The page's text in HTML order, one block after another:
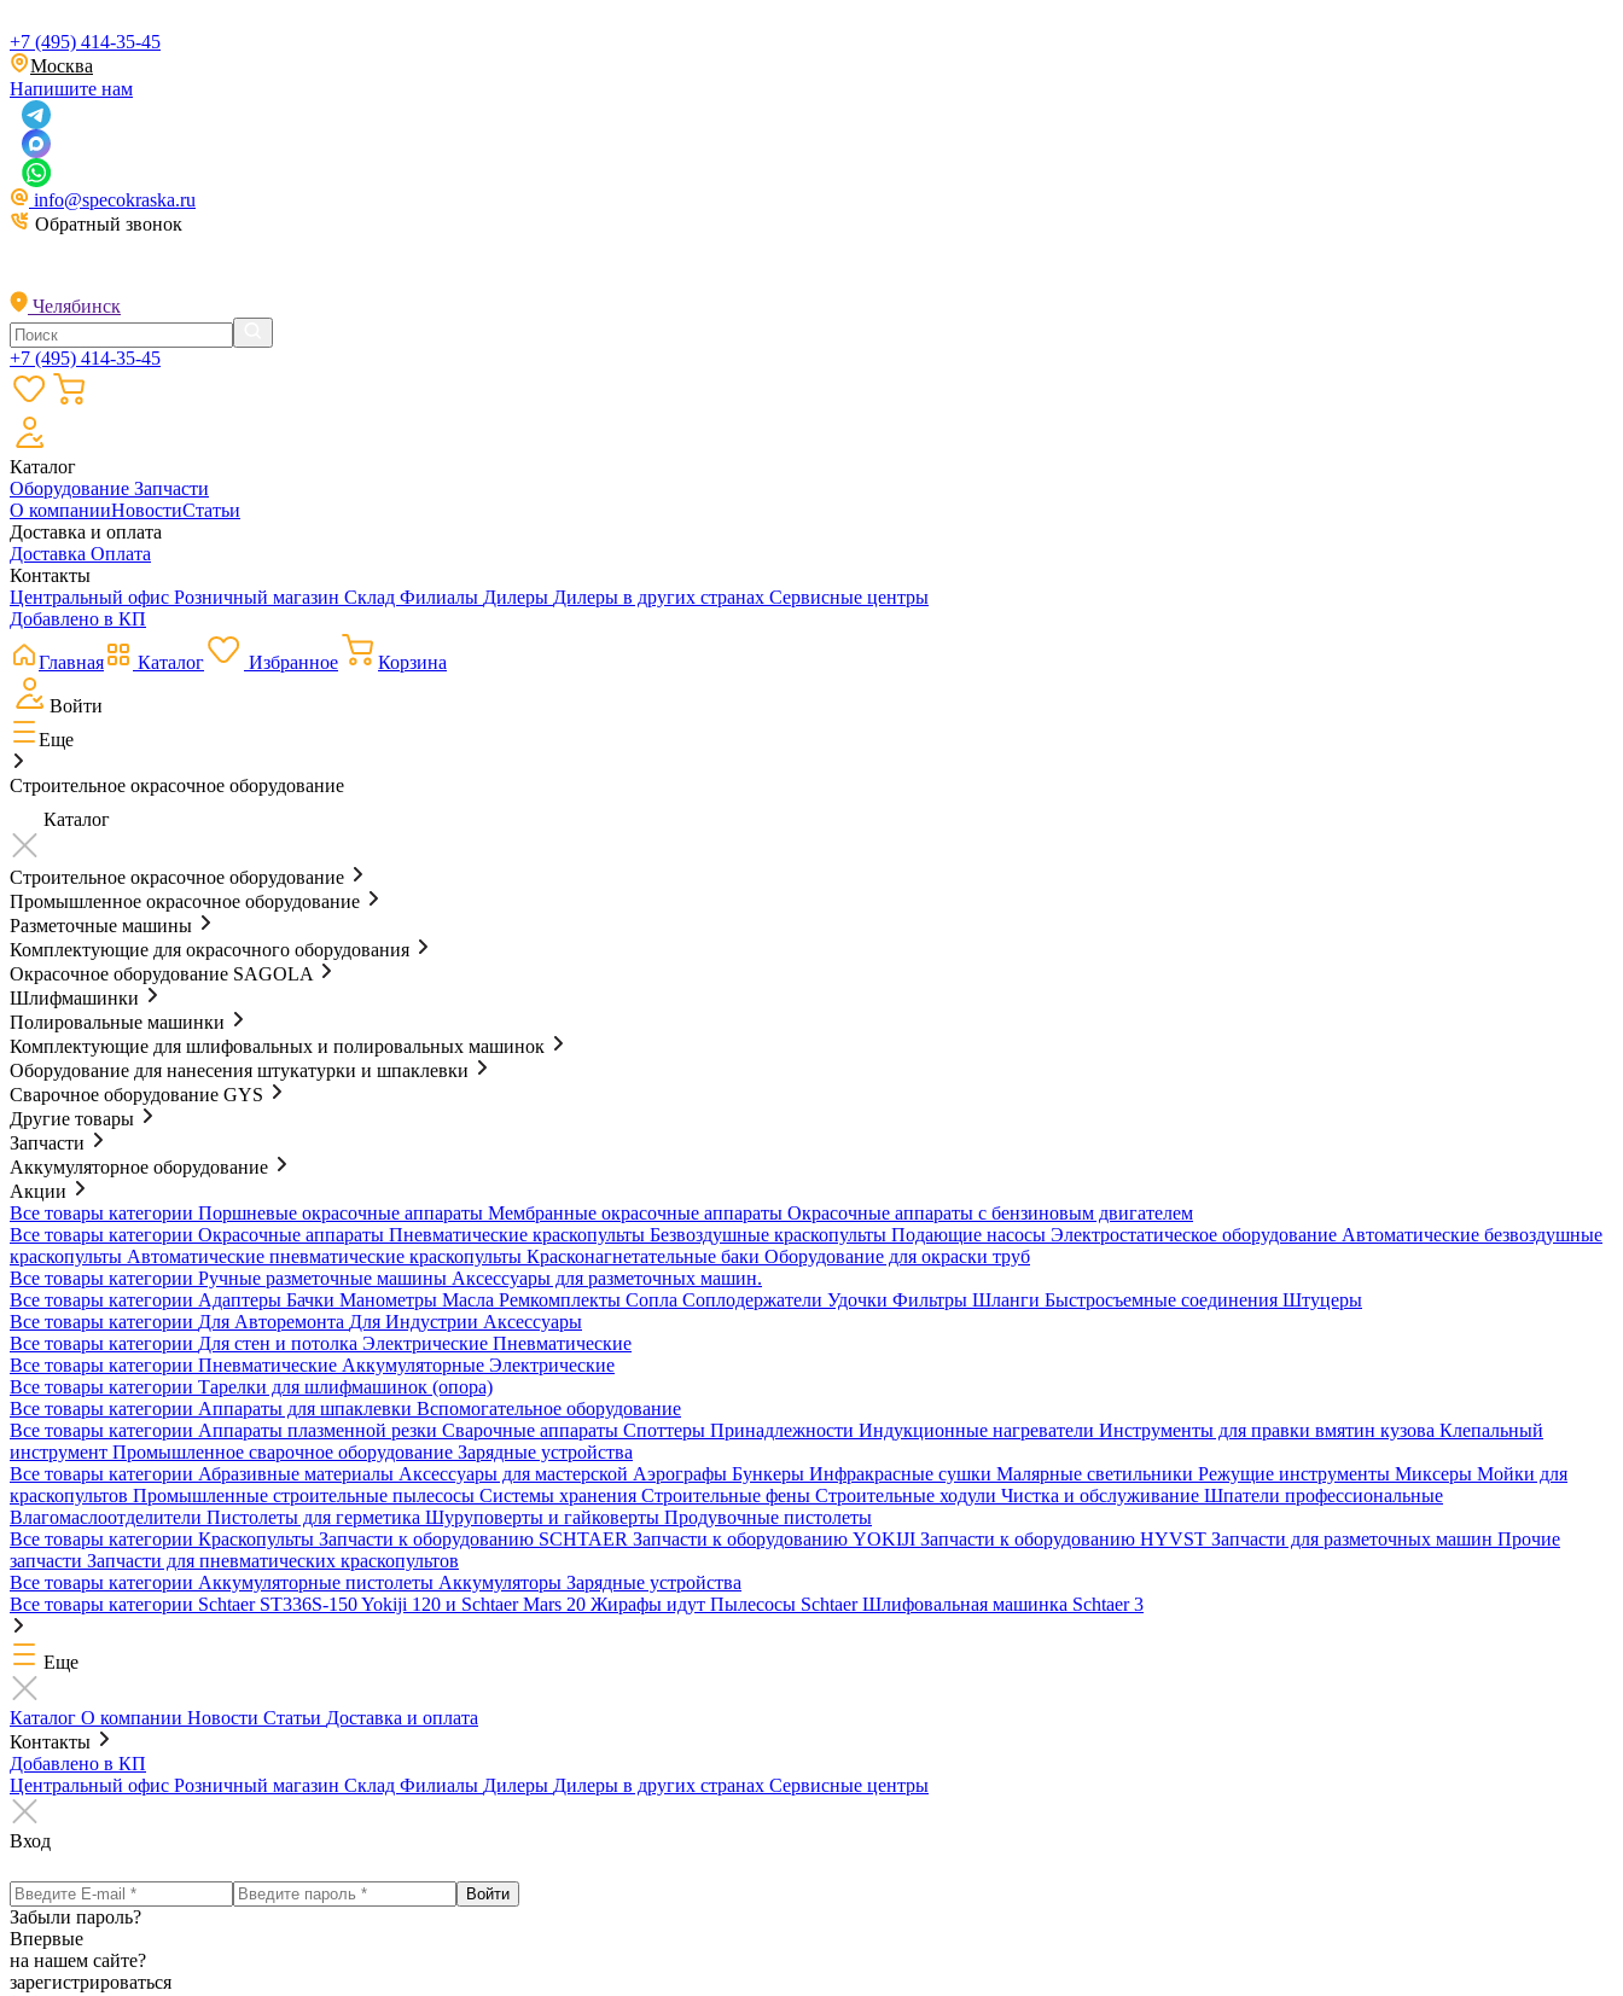
+7 (495) 414-35-45
Москва
Напишите нам
info@specokraska.ru
Обратный звонок
Челябинск
+7 (495) 414-35-45
Каталог
Оборудование Запчасти
О компанииНовостиСтатьи
Доставка и оплата
Доставка Оплата
Контакты
Центральный офис Розничный магазин Склад Филиалы Дилеры Дилеры в других странах Сервисные центры
Добавлено в КП
Главная Каталог Избранное Корзина
Войти
Еще
Строительное окрасочное оборудование
Каталог
Строительное окрасочное оборудование
Промышленное окрасочное оборудование
Разметочные машины
Комплектующие для окрасочного оборудования
Окрасочное оборудование SAGOLA
Шлифмашинки
Полировальные машинки
Комплектующие для шлифовальных и полировальных машинок
Оборудование для нанесения штукатурки и шпаклевки
Сварочное оборудование GYS
Другие товары
Запчасти
Аккумуляторное оборудование
Акции
Все товары категории Поршневые окрасочные аппараты Мембранные окрасочные аппараты Окрасочные аппараты с бензиновым двигателем
Все товары категории Окрасочные аппараты Пневматические краскопульты Безвоздушные краскопульты Подающие насосы Электростатическое оборудование Автоматические безвоздушные
краскопульты Автоматические пневматические краскопульты Красконагнетательные баки Оборудование для окраски труб
Все товары категории Ручные разметочные машины Аксессуары для разметочных машин.
Все товары категории Адаптеры Бачки Манометры Масла Ремкомплекты Сопла Соплодержатели Удочки Фильтры Шланги Быстросъемные соединения Штуцеры
Все товары категории Для Авторемонта Для Индустрии Аксессуары
Все товары категории Для стен и потолка Электрические Пневматические
Все товары категории Пневматические Аккумуляторные Электрические
Все товары категории Тарелки для шлифмашинок (опора)
Все товары категории Аппараты для шпаклевки Вспомогательное оборудование
Все товары категории Аппараты плазменной резки Сварочные аппараты Споттеры Принадлежности Индукционные нагреватели Инструменты для правки вмятин кузова Клепальный
инструмент Промышленное сварочное оборудование Зарядные устройства
Все товары категории Абразивные материалы Аксессуары для мастерской Аэрографы Бункеры Инфракрасные сушки Малярные светильники Режущие инструменты Миксеры Мойки для
краскопультов Промышленные строительные пылесосы Системы хранения Строительные фены Строительные ходули Чистка и обслуживание Шпатели профессиональные
Влагомаслоотделители Пистолеты для герметика Шуруповерты и гайковерты Продувочные пистолеты
Все товары категории Краскопульты Запчасти к оборудованию SCHTAER Запчасти к оборудованию YOKIJI Запчасти к оборудованию HYVST Запчасти для разметочных машин Прочие
запчасти Запчасти для пневматических краскопультов
Все товары категории Аккумуляторные пистолеты Аккумуляторы Зарядные устройства
Все товары категории Schtaer ST336S-150Yokiji 120 и Schtaer Mars 20 Жирафы идут Пылесосы SchtaerШлифовальная машинка Schtaer 3
Еще
Каталог О компании Новости Статьи Доставка и оплата
Контакты
Добавлено в КП
Центральный офис Розничный магазин Склад Филиалы Дилеры Дилеры в других странах Сервисные центры
Вход
Забыли пароль?
Впервые
на нашем сайте?
зарегистрироваться